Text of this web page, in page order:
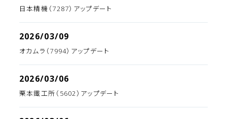
日本精機（7287）アップデート
2026/03/09
オカムラ（7994）アップデート
2026/03/06
栗本鐵工所（5602）アップデート